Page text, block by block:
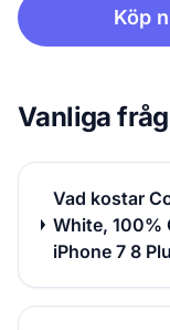
Köp
Vanliga
Vad kostar
White, 100%
iPhone 7 8